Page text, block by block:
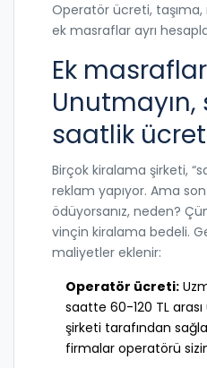
Operatör ücreti,
ek masraflar ayrı
Ek
saatlik
Birçok kiralama şirketi,
reklam yapıyor. Ama
ödüyorsanız, neden?
vinçin kiralama bedeli.
maliyetler eklenir:
Operatör ücreti:
saatte 60-120 TL
şirketi tarafından
firmalar operatörü